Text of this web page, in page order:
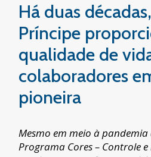
Há duas
Príncipe
qualidade de
colaboradores
pioneira
Mesmo em meio à
Programa Cores – Controle e